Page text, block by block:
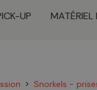
UP MATÉRIEL
chevron_right Snorkels -